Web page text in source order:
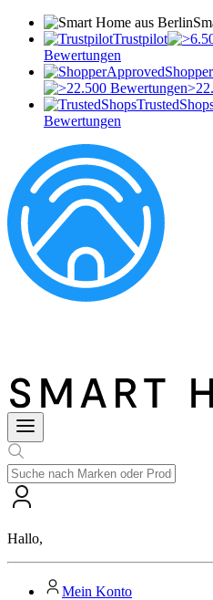
Trustpilot
Bewertungen
Bewertungen
Hallo,
Mein Konto